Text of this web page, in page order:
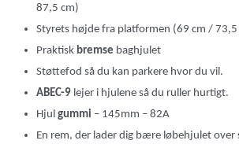
87,5 cm)
Styrets højde fra platformen (69 cm /
Praktisk bremse baghjulet
Støttefod så du kan parkere hvor du vil.
ABEC-9 lejer i hjulene så du ruller hurtigt.
Hjul gummi – 145mm – 82A
En rem, der lader dig bære løbehjulet over